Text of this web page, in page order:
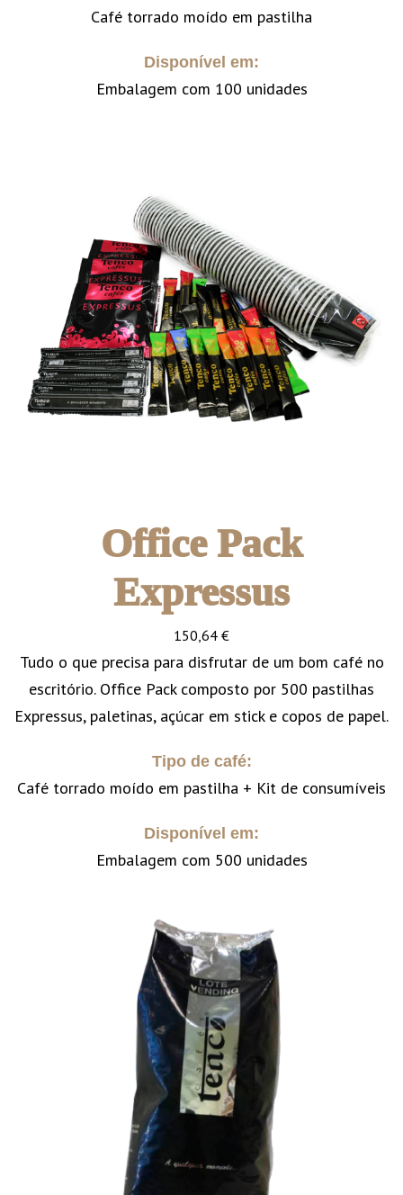
Café torrado moído em pastilha
Disponível em:
Embalagem com 100 unidades
Office Pack
Expressus
150,64 €
Tudo o que precisa para disfrutar de um bom café no
escritório. Office Pack composto por 500 pastilhas
Expressus, paletinas, açúcar em stick e copos de papel.
Tipo de café:
Café torrado moído em pastilha + Kit de consumíveis
Disponível em:
Embalagem com 500 unidades